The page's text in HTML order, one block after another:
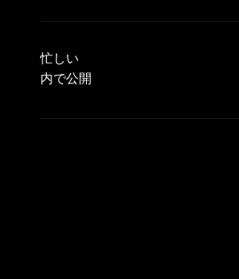
稿
ナ
忙しい
内で公開